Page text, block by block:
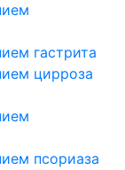
гастрита
цирроза
псориаза